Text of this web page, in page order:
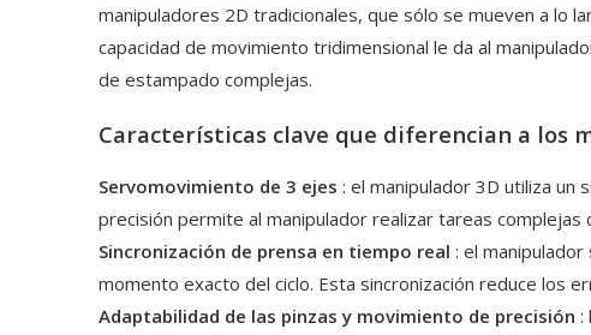
manipuladores 2D tradicionales, que sólo se mueven a lo
capacidad de movimiento tridimensional le da al
de estampado complejas.
Características clave que diferencian a los
Servomovimiento de 3 ejes : el manipulador 3D utiliza un
precisión permite al manipulador realizar tareas complejas
Sincronización de prensa en tiempo real : el
momento exacto del ciclo. Esta sincronización reduce los
Adaptabilidad de las pinzas y movimiento de precisión :